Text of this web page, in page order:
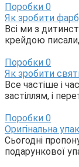
Поробки 0
Як зробити
Всі ми з
крейдою
Поробки 0
Як зробити
Все частіше і
застіллям, і
Поробки 0
Оригінальна
Сьогодні
подарункової